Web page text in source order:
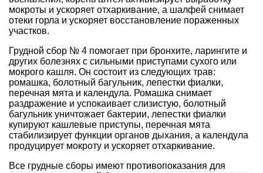
мокроты и ускоряет отхаркивание, а шалфей снимает
отеки горла и ускоряет восстановление пораженных
участков.
Грудной сбор № 4 помогает при бронхите, ларингите и
других болезнях с сильными приступами сухого или
мокрого кашля. Он состоит из следующих трав:
ромашка, болотный багульник, лепестки фиалки,
перечная мята и календула. Ромашка снимает
раздражение и успокаивает слизистую, болотный
багульник уничтожает бактерии, лепестки фиалки
купируют кашлевые приступы, перечная мята
стабилизирует функции органов дыхания, а календула
продуцирует мокроту и ускоряет отхаркивание.
Все грудные сборы имеют противопоказания для